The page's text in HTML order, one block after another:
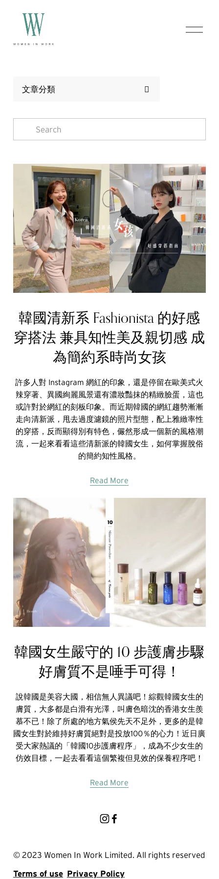
O
p
文章分類
韓國清新系 Fashionista 的好感
穿搭法 兼具知性美及親切感 成
為簡約系時尚女孩
許多人對 Instagram 網紅的印象，還是停留在歐美式火
辣穿著、異國絢麗風景還有濃妝豔抹的精緻臉蛋，這也
或許對於網紅的刻板印象。而近期韓國的網紅趨勢漸漸
走向清新派，甩去過度濾鏡的照片型態，配上雅緻率性
的穿搭，反而顯得別有特色，儼然形成一個新的風格潮
流，一起來看看這些清新派的韓國女生，如何掌握脫俗
的簡約知性風格。
Read More
韓國女生嚴守的 10 步護膚步驟
好膚質不是唾手可得！
說韓國是美容大國，相信無人異議吧！綜觀韓國女生的
膚質，大多都是白滑有光澤，叫膚色暗沈的香港女生羨
慕不已！除了所處的地方氣侯先天不足外，更多的是韓
國女生對於維持好膚質絕對是投放100％的心力！近日廣
受大家熱議的「韓國10步護膚程序」，成為不少女生的
仿效目標，一起去看看這個繁複但見效的保養程序吧！
Read More
© 2023 Women In Work Limited. All rights reserved
Terms of use Privacy Policy